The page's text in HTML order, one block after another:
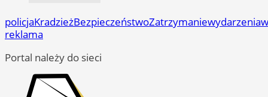
policjaKradzieżBezpieczeństwoZatrzymaniewydarzenia
reklama
Portal należy do sieci